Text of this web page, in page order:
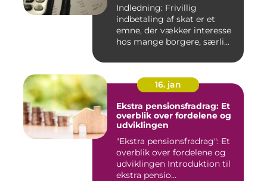
Indledning: Frivillig
indbetaling af skat er et
emne, der vækker interesse
hos mange borgere, særli...
16. jan
Ekstra pensionsfradrag: Et
overblik over fordelene og
udviklingen
"Ekstra pensionsfradrag": Et
overblik over fordelene og
udviklingen Introduktion til
ekstra pensio...